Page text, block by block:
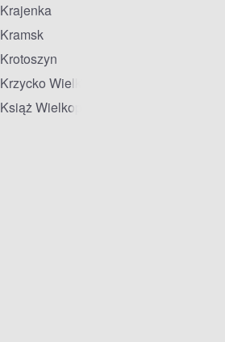
Krajenka
Kramsk
Krotoszyn
Krzycko Wielkie
Książ Wielkopolski